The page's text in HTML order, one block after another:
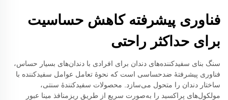
فناوری پیشرفته کاهش حساسیت
برای حداکثر راحتی
سنگ بنای سفیدکننده‌های دندان برای افرادی با دندان‌های بسیار حساس،
فناوری پیشرفتهٔ ضدحساسی است که نحوهٔ تعامل عوامل سفیدکننده با
ساختار دندان را متحول می‌سازد. محصولات سفیدکنندهٔ سنتی،
مولکول‌های پراکسید را به‌صورت سریع از طریق ریزمنافذ مینا عبور